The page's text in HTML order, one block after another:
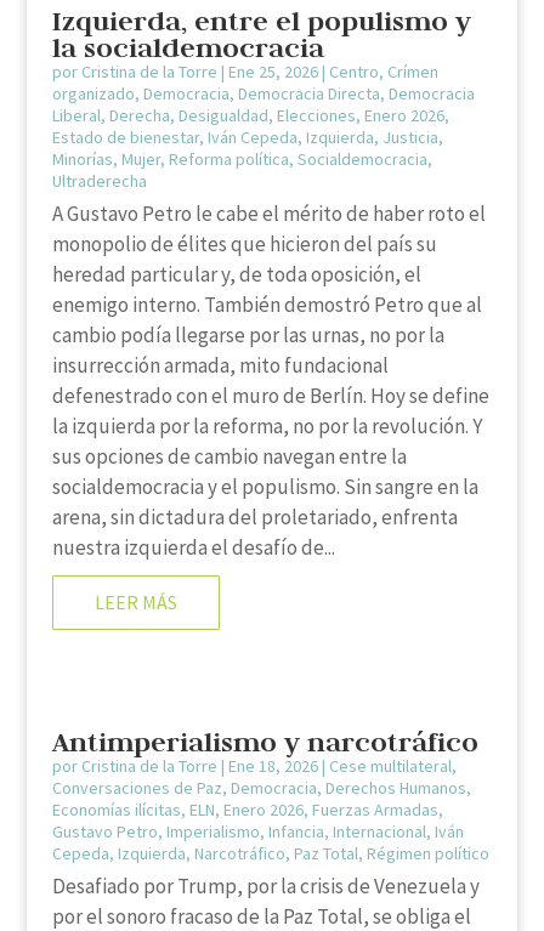
Izquierda, entre el populismo y
la socialdemocracia
por Cristina de la Torre | Ene 25, 2026| Centro, Crímen
organizado, Democracia, Democracia Directa, Democracia
Liberal, Derecha, Desigualdad, Elecciones, Enero 2026,
Estado de bienestar, Iván Cepeda, Izquierda, Justicia,
Minorías, Mujer, Reforma política, Socialdemocracia,
Ultraderecha
A Gustavo Petro le cabe el mérito de haber roto el
monopolio de élites que hicieron del país su
heredad particular y, de toda oposición, el
enemigo interno. También demostró Petro que al
cambio podía llegarse por las urnas, no por la
insurrección armada, mito fundacional
defenestrado con el muro de Berlín. Hoy se define
la izquierda por la reforma, no por la revolución. Y
sus opciones de cambio navegan entre la
socialdemocracia y el populismo. Sin sangre en la
arena, sin dictadura del proletariado, enfrenta
nuestra izquierda el desafío de...
LEER MÁS
Antimperialismo y narcotráfico
por Cristina de la Torre | Ene 18, 2026| Cese multilateral,
Conversaciones de Paz, Democracia, Derechos Humanos,
Economías ilícitas, ELN, Enero 2026, Fuerzas Armadas,
Gustavo Petro, Imperialismo, Infancia, Internacional, Iván
Cepeda, Izquierda, Narcotráfico, Paz Total, Régimen político
Desafiado por Trump, por la crisis de Venezuela y
por el sonoro fracaso de la Paz Total, se obliga el